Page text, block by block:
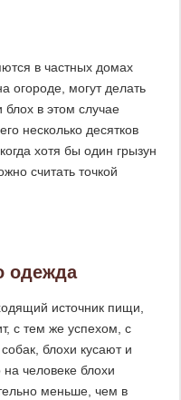
в частных домах
огороде, могут делать
блох в этом случае
несколько десятков
хотя бы один грызун
считать точкой
одежда
источник пищи,
с тем же успехом, с
блохи кусают и
человеке блохи
меньше, чем в